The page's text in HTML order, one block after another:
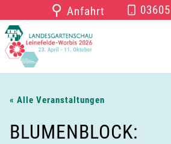
Inhalt
springen
⚲ Anfahrt
« Alle Veranstaltungen
BLUMENBLOCK: